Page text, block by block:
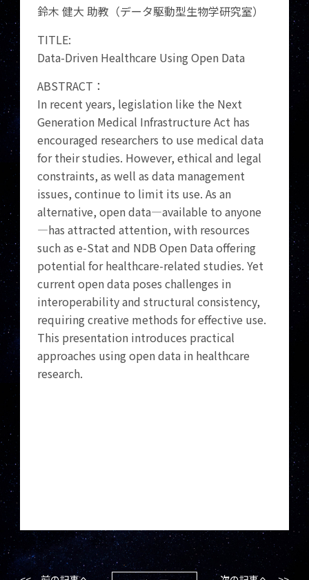
鈴木 健大 助教（データ駆動型生物学研究室）
TITLE:
Data-Driven Healthcare Using Open Data
ABSTRACT：
In recent years, legislation like the Next
Generation Medical Infrastructure Act has
encouraged researchers to use medical data
for their studies. However, ethical and legal
constraints, as well as data management
issues, continue to limit its use. As an
alternative, open data—available to anyone
—has attracted attention, with resources
such as e-Stat and NDB Open Data offering
potential for healthcare-related studies. Yet
current open data poses challenges in
interoperability and structural consistency,
requiring creative methods for effective use.
This presentation introduces practical
approaches using open data in healthcare
research.